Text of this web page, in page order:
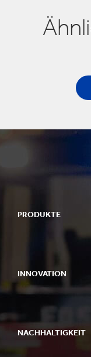
PRODUKTE
INNOVATION
NACHHALTIGKEIT